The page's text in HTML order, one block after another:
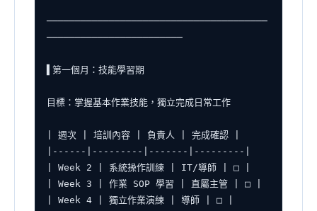
───────────────────────────────────────
────────────────────────
▌第一個月：技能學習期
目標：掌握基本作業技能，獨立完成日常工作
| 週次 | 培訓內容 | 負責人 | 完成確認 |
|------|---------|-------|---------|
| Week 2 | 系統操作訓練 | IT/導師 | □ |
| Week 3 | 作業 SOP 學習 | 直屬主管 | □ |
| Week 4 | 獨立作業演練 | 導師 | □ |